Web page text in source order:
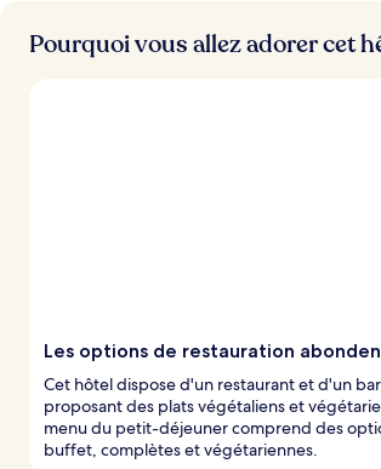
Pourquoi vous allez adorer cet
Les options de restauration
Cet hôtel dispose d'un restaurant et d'un bar
proposant des plats végétaliens et
menu du petit-déjeuner comprend des
buffet, complètes et végétariennes.